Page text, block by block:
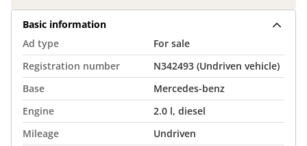
Basic information
Ad type
For sale
Registration number
N342493 (Undriven vehicle)
Base
Mercedes-benz
Engine
2.0 l, diesel
Mileage
Undriven